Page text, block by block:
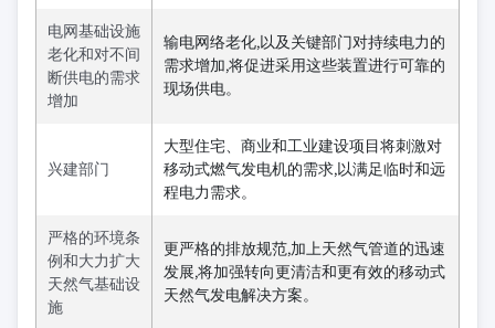
电网基础设施
老化和对不间
断供电的需求
增加
输电网络老化,以及关键部门对持续电力的
需求增加,将促进采用这些装置进行可靠的
现场供电。
兴建部门
大型住宅、商业和工业建设项目将刺激对
移动式燃气发电机的需求,以满足临时和远
程电力需求。
严格的环境条
例和大力扩大
天然气基础设
施
更严格的排放规范,加上天然气管道的迅速
发展,将加强转向更清洁和更有效的移动式
天然气发电解决方案。